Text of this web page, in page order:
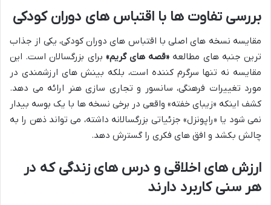
بررسی تفاوت ها با اقتباس های دوران کودکی
مقایسه نسخه های اصلی با اقتباس های دوران کودکی، یکی از جذاب
ترین جنبه های مطالعه «قصه های گریم» برای بزرگسالان است. این
مقایسه نه تنها سرگرم کننده است، بلکه بینش های ارزشمندی در
مورد تغییرات فرهنگی، سانسور و تجاری سازی هنر ارائه می دهد.
کشف اینکه «زیبای خفته» واقعی در برخی نسخه ها با یک بوسه بیدار
نمی شود یا «راپونزل» جزئیاتی بزرگسالانه داشته، می تواند ذهن را به
چالش بکشد و افق های فکری را گسترش دهد.
ارزش های اخلاقی و درس های زندگی که در
هر سنی کاربرد دارند